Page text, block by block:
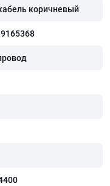
коричневый